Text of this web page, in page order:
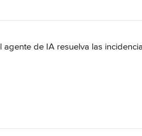
de IA resuelva las